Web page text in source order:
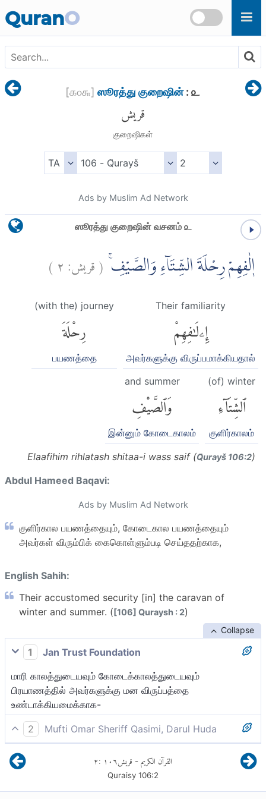
QuranO
[௧௦௬] ஸூரத்து குறைஷின்: ௨
قريش
குறைஷிகள்
Ads by Muslim Ad Network
ஸூரத்து குறைஷின் வசனம் ௨
اٖلٰفِهِمْ رِحْلَةَ الشِّتَاۤءِ وَالصَّيْفِۚ (قريش:٢)
Their familiarity
إِۦلَٰفِهِمْ
அவர்களுக்கு விருப்பமாக்கியதால்
(with the) journey
رِحْلَةَ
பயணத்தை
(of) winter
ٱلشِّتَآءِ
குளிர்காலம்
and summer
وَٱلصَّيْفِ
இன்னும் கோடைகாலம்
Elaafihim rihlatash shitaa-i wass saif (Q̈urayš 106:2)
Abdul Hameed Baqavi:
Ads by Muslim Ad Network
குளிர்கால பயணத்தையும், கோடைகால பயணத்தையும்
அவர்கள் விரும்பிக் கைகொள்ளும்படி செய்ததற்காக,
English Sahih:
Their accustomed security [in] the caravan of
winter and summer. ([106] Quraysh : 2)
Collapse
1
Jan Trust Foundation
மாரி காலத்துடையவும் கோடைக்காலத்துடையவும்
பிரயாணத்தில் அவர்களுக்கு மன விருப்பத்தை
உண்டாக்கியமைக்காக-
2
Mufti Omar Sheriff Qasimi, Darul Huda
குளிர்காலப் பயணத்தையும், கோடைகாலப் பயணத்தையும்
(எளிதாக்கி அதை) அவர்களுக்கு விருப்பமாக்கியதால்,
القرآن الكريم - قريش١٠٦ :٢
Quraisy106:2